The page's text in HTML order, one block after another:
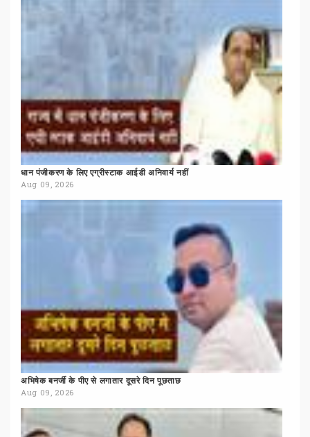
धान पंजीकरण के लिए एग्रीस्टाक आईडी अनिवार्य नहीं
Aug 09, 2026
अभिषेक बनर्जी के पीए से लगातार दूसरे दिन पूछताछ
Aug 09, 2026